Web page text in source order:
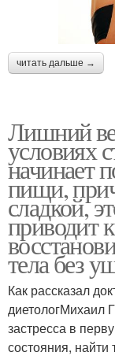
читать дальше →
Лишний
условиях
начинает
пищи,
сладкой,
приводит
тела без
Как рассказал
диетологМихаил
застресса в
состояния, найти